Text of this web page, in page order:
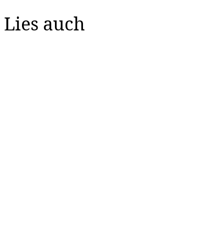
Lies auch